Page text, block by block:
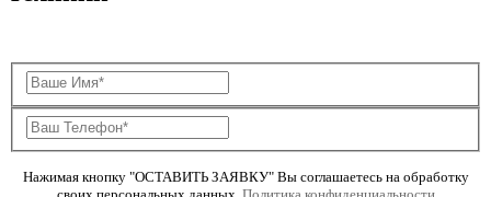
Нажимая кнопку "ОСТАВИТЬ ЗАЯВКУ" Вы соглашаетесь на обработку